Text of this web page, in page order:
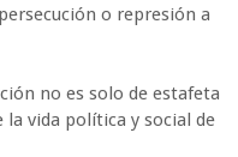
o represión a
no es solo de estafeta
vida política y social de